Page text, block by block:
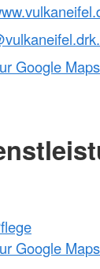
Google
Google